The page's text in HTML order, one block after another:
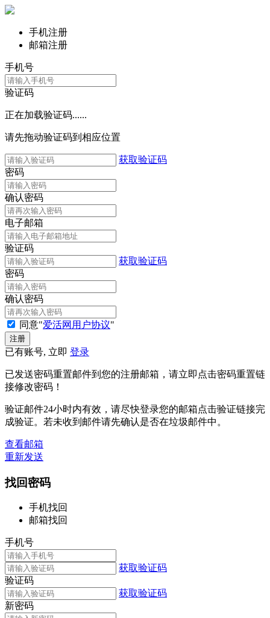
手机注册
邮箱注册
手机号
验证码
正在加载验证码......
请先拖动验证码到相应位置
获取验证码
密码
确认密码
电子邮箱
验证码
获取验证码
密码
确认密码
同意"爱活网用户协议"
已有账号, 立即 登录
已发送密码重置邮件到您的注册邮箱，请立即点击密码重置链
接修改密码！
验证邮件24小时内有效，请尽快登录您的邮箱点击验证链接完
成验证。若未收到邮件请先确认是否在垃圾邮件中。
查看邮箱
重新发送
找回密码
手机找回
邮箱找回
手机号
获取验证码
验证码
获取验证码
新密码